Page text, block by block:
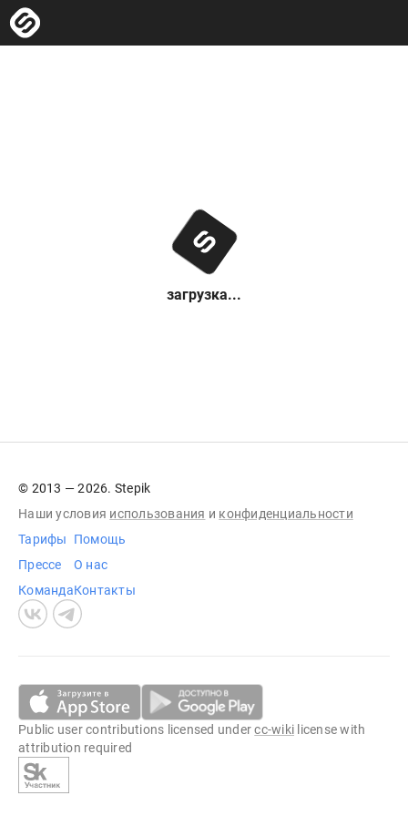
загрузка...
© 2013 — 2026. Stepik
Наши условия использования и конфиденциальности
Тарифы
Прессе
Команда
Помощь
О нас
Контакты
Public user contributions licensed undercc-wiki license with
attribution required